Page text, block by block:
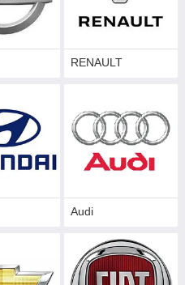
RENAULT
Audi